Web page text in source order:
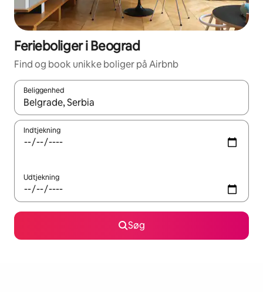
Ferieboliger i Beograd
Find og book unikke boliger på Airbnb
Beliggenhed
Når resultaterne er tilgængelige, skal du navigere med
Indtjekning
Udtjekning
Søg